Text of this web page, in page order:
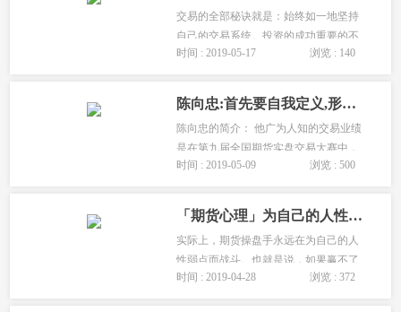
交易的全部秘诀就是：始终如一地坚持
自己的交易系统。投资的成功重要的不
是看你的工具有多么强大和优秀。...
时间 : 2019-05-17 浏览 : 140
陈向忠:首先要自我定义,形成自己的交易风格!
陈向忠的简介： 他广为人知的交易业绩
是在第九届全国期货实盘交易大赛中，
荣获金融期货组亚军。半年时间，他的
元，收益高达31倍。 陈向忠在期货交...
时间 : 2019-05-09 浏览 : 500
「期货心理」为自己的人性弱点而战斗「赢不了自己,就永远别谈盈利」
实际上，期货操盘手永远在为自己的人
性弱点而战斗。也就是说，如果赢不了
自己，就永远别谈盈利。因此，期货交
时间 : 2019-04-28 浏览 : 372